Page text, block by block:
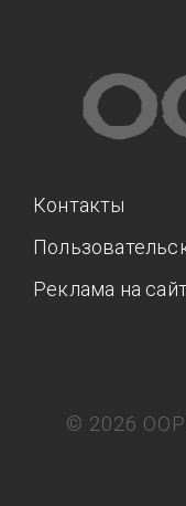
Контакты
Реклама на
© 2026